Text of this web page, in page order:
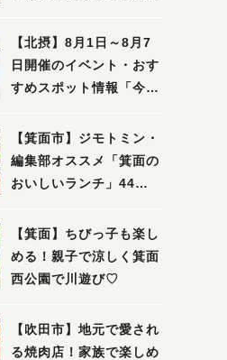
【北摂】8月1日～8月7
日開催のイベント・おす
すめスポット情報「今週
面・吹田・池田・茨木・
高槻）
【箕面市】ジモトミン・
編集部オススメ「箕面の
おいしいランチ」44
から穴場まで！〜
【箕面】ちびっ子も楽し
める！親子で涼しく箕面
西公園で川遊び♡
【吹田市】地元で愛され
る焼肉店！家族で楽しめ